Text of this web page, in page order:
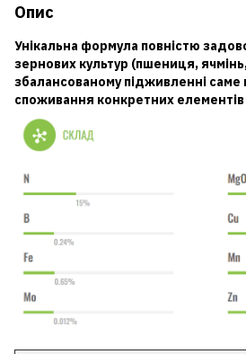
Опис
Унікальна формула повністю
зернових культур (пшениця,
збалансованому підживленні саме
споживання конкретних